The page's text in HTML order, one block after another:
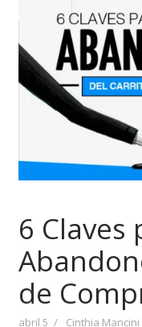
6 Claves
de
abril 5 Cinthia Mancini